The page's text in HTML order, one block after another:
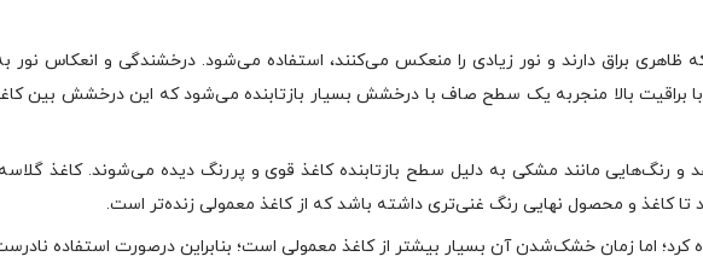
براق دارند و نور زیادی را منعکس می‌کنند، استفاده می‌شود. درخشندگی و انعکاس
بالا منجربه یک سطح صاف با درخشش بسیار بازتابنده می‌شود که این درخشش بین
و رنگ‌هایی مانند مشکی به دلیل سطح بازتابنده کاغذ قوی و پررنگ دیده می‌شوند. کاغذ
و محصول نهایی رنگ غنی‌تری داشته باشد که از کاغذ معمولی زنده‌تر است.
کرد؛ اما زمان خشک‌شدن آن بسیار بیشتر از کاغذ معمولی است؛ بنابراین درصورت استفاده